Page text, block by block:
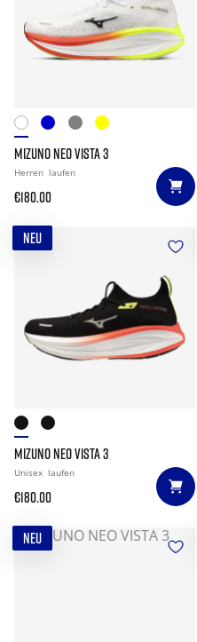
MIZUNO NEO VISTA 3
Herren laufen
€180.00
NEU
MIZUNO NEO VISTA 3
Unisex laufen
€180.00
NEU